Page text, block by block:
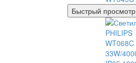
Быстрый просмотр